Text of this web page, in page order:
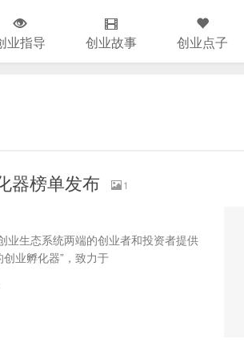
业指导 创业故事 创业点子
器榜单发布
1
业生态系统两端的创业者和投资者提供
业孵化器”，致力于